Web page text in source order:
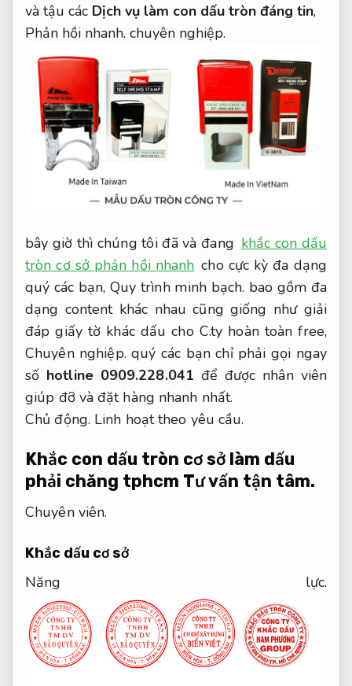
và tậu các Dịch vụ làm con dấu tròn đáng tin,
Phản hồi nhanh. chuyên nghiệp.
bây giờ thì chúng tôi đã và đang khắc con dấu
tròn cơ sở phản hồi nhanh cho cực kỳ đa dạng
quý các bạn,Quy trình minh bạch. bao gồm đa
dạng content khác nhau cũng giống như giải
đáp giấy tờ khác dấu cho C.ty hoàn toàn free,
Chuyên nghiệp. quý các bạn chỉ phải gọi ngay
số hotline 0909.228.041 để được nhân viên
giúp đỡ và đặt hàng nhanh nhất.
Chủ động. Linh hoạt theo yêu cầu.
Khắc con dấu tròn cơ sở làm dấu
phải chăng tphcm Tư vấn tận tâm.
Chuyên viên.
Khắc dấu cơ sở
Năng lực.